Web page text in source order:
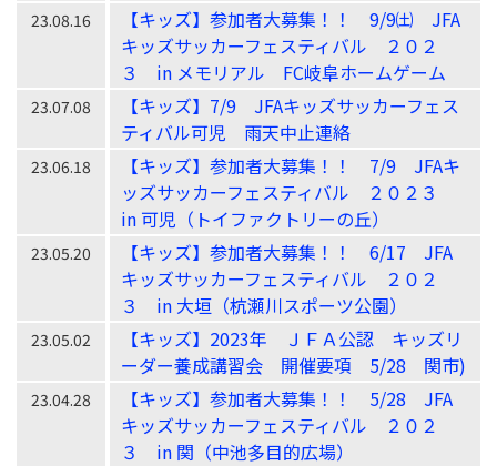
23.08.16
【キッズ】参加者大募集！！ 9/9㈯ JFA
キッズサッカーフェスティバル ２０２
３ in メモリアル FC岐阜ホームゲーム
23.07.08
【キッズ】7/9 JFAキッズサッカーフェス
ティバル可児 雨天中止連絡
23.06.18
【キッズ】参加者大募集！！ 7/9 JFAキ
ッズサッカーフェスティバル ２０２３
in 可児（トイファクトリーの丘）
23.05.20
【キッズ】参加者大募集！！ 6/17 JFA
キッズサッカーフェスティバル ２０２
３ in 大垣（杭瀬川スポーツ公園）
23.05.02
【キッズ】2023年 ＪＦＡ公認 キッズリ
ーダー養成講習会 開催要項 5/28 関市)
23.04.28
【キッズ】参加者大募集！！ 5/28 JFA
キッズサッカーフェスティバル ２０２
３ in 関（中池多目的広場）